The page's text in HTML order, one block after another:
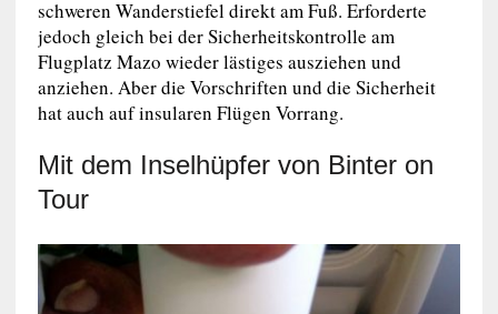
schweren Wanderstiefel direkt am Fuß. Erforderte
jedoch gleich bei der Sicherheitskontrolle am
Flugplatz Mazo wieder lästiges ausziehen und
anziehen. Aber die Vorschriften und die Sicherheit
hat auch auf insularen Flügen Vorrang.
Mit dem Inselhüpfer von Binter on
Tour